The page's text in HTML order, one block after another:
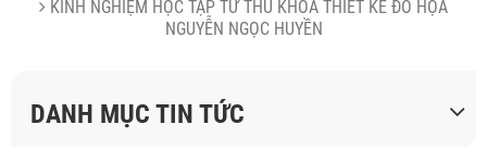
KINH NGHIỆM HỌC TẬP TỪ THỦ KHOA THIẾT KẾ ĐỒ HỌA
NGUYỄN NGỌC HUYỀN
DANH MỤC TIN TỨC